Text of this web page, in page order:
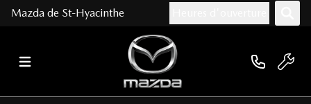
Mazda de St-Hyacinthe